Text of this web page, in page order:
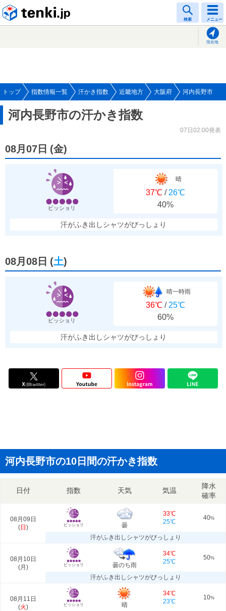
検索 メニュー
現在地
トップ 指数情報一覧 汗かき指数 近畿地方 大阪府 河内長野市
河内長野市の汗かき指数
07日02:00発表
08月07日 (金)
ビッショリ
晴
37℃ / 26℃
40%
汗がふき出しシャツがびっしょり
08月08日 (土)
ビッショリ
晴一時雨
36℃ / 25℃
60%
汗がふき出しシャツがびっしょり
河内長野市の10日間の汗かき指数
日付 指数 天気 気温
降水
確率
08月09日
(日 ) ビッショリ 曇
33℃
25℃
40%
汗がふき出しシャツがびっしょり
08月10日
(月 ) ビッショリ 曇のち雨
34℃
25℃
50%
汗がふき出しシャツがびっしょり
08月11日
(火) ビッショリ 晴
34℃
23℃
10%